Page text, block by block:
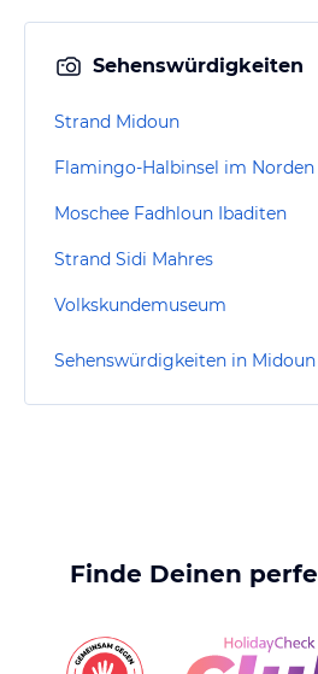
Sehenswürdigkeiten
Strand Midoun
Moschee Fadhloun Ibaditen
Strand Sidi Mahres
Volkskundemuseum
Sehenswürdigkeiten in Midoun
Finde Deinen